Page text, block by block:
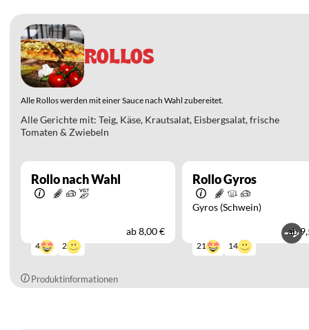
ROLLOS
Alle Rollos werden mit einer Sauce nach Wahl zubereitet.
Alle Gerichte mit: Teig, Käse, Krautsalat, Eisbergsalat, frische
Tomaten & Zwiebeln
Rollo nach Wahl
ab8,00 €
4 2
Rollo Gyros
Gyros (Schwein)
ab
21 14
Produktinformationen